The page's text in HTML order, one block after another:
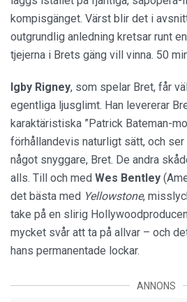
kompisgänget. Värst blir det i
outgrundlig anledning kretsar runt
tjejerna i Brets gäng vill vinna. 50
Igby Rigney, som spelar Bret, får
egentliga ljusglimt. Han levererar
karaktäristiska ”Patrick Bateman-
förhållandevis naturligt sätt, och
något snyggare, Bret. De andra
alls. Till och med Wes Bentley
det bästa med Yellowstone,
take på en slirig
mycket svår att ta på allvar – och
hans permanentade lockar.
ANNONS